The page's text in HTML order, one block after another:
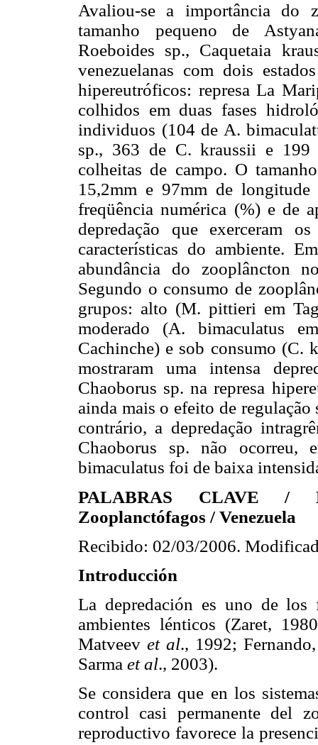
Avaliou-se a importância do
tamanho pequeno de
Roeboides sp., Caquetaia
venezuelanas com dois
hipereutróficos: represa La
colhidos em duas fases
individuos (104 de A.
sp., 363 de C. kraussii e 199
colheitas de campo. O
15,2mm e 97mm de longitude
freqüência numérica (%) e de
depredação que exerceram
características do ambiente.
abundância do zooplâncton
Segundo o consumo de
grupos: alto (M. pittieri em
moderado (A. bimaculatus
Cachinche) e sob consumo (C.
mostraram uma intensa
Chaoborus sp. na represa
ainda mais o efeito de
contrário, a depredação
Chaoborus sp. não ocorreu,
bimaculatus foi de baixa
PALABRAS CLAVE /
Zooplanctófagos / Venezuela
Recibido: 02/03/2006.
Introducción
La depredación es uno de los
ambientes lénticos (Zaret,
Matveev et al., 1992;
Sarma et al., 2003).
Se considera que en los
control casi permanente del
reproductivo favorece la